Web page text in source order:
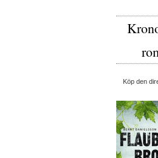
Köp den